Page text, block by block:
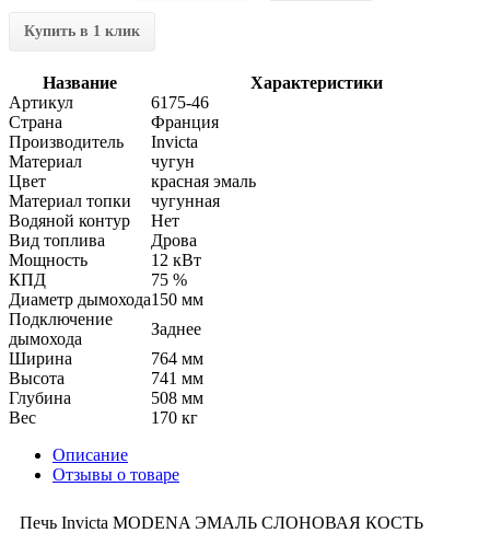
Купить в 1 клик
Название
Характеристики
Артикул
6175-46
Страна
Франция
Производитель
Invicta
Материал
чугун
Цвет
красная эмаль
Материал топки
чугунная
Водяной контур
Нет
Вид топлива
Дрова
Мощность
12 кВт
КПД
75 %
Диаметр дымохода150 мм
Подключение
дымохода
Заднее
Ширина
764 мм
Высота
741 мм
Глубина
508 мм
Вес
170 кг
Описание
Отзывы о товаре
Печь Invicta MODENA ЭМАЛЬ СЛОНОВАЯ КОСТЬ